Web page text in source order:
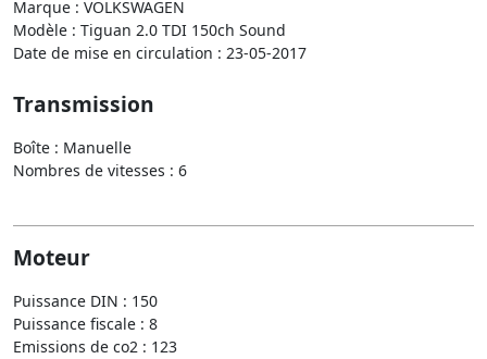
Marque : VOLKSWAGEN
Modèle : Tiguan 2.0 TDI 150ch Sound
Date de mise en circulation : 23-05-2017
Transmission
Boîte : Manuelle
Nombres de vitesses : 6
Moteur
Puissance DIN : 150
Puissance fiscale : 8
Emissions de co2 : 123